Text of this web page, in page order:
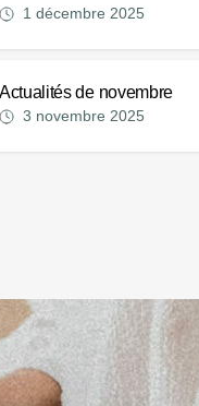
1 décembre 2025
Actualités de novembre
3 novembre 2025